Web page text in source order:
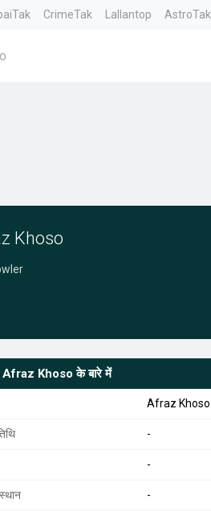
CrimeTak Lallantop AstroTak
Khoso
Afraz Khoso के बारे में
Afraz Khoso
-
-
-